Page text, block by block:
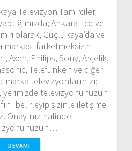
Televizyon Tamircileri
Ankara Lcd ve
olarak, Güçlükaya’da ve
markası farketmeksizin
Axen, Philips, Sony, Arçelik,
Telefunken ve diğer
televizyonlarınızı;
yerimizde televizyonunuzun
belirleyip sizinle iletişime
Onayınız halinde
DEVAMI